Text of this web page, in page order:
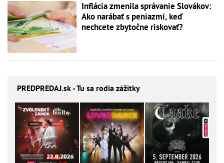
Inflácia zmenila správanie Slovákov:
Ako narábať s peniazmi, keď
nechcete zbytočne riskovať?
PREDPREDAJ.sk - Tu sa rodia zážitky